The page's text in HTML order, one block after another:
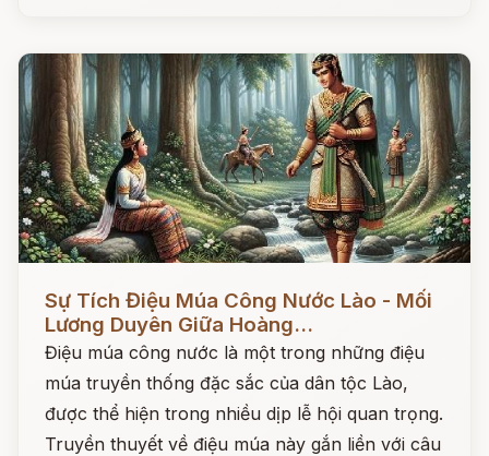
Sự Tích Điệu Múa Công Nước Lào - Mối
Lương Duyên Giữa Hoàng...
Điệu múa công nước là một trong những điệu
múa truyền thống đặc sắc của dân tộc Lào,
được thể hiện trong nhiều dịp lễ hội quan trọng.
Truyền thuyết về điệu múa này gắn liền với câu